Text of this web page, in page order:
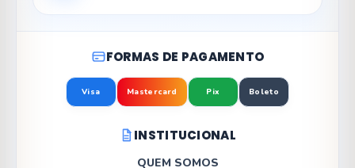
FORMAS DE PAGAMENTO
Visa Mastercard Pix Boleto
INSTITUCIONAL
QUEM SOMOS